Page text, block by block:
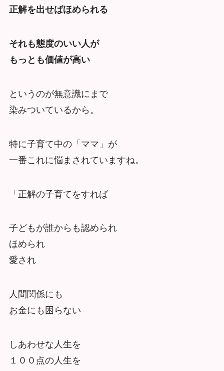
正解を出せばほめられる
それも態度のいい人が
もっとも価値が高い
というのが無意識にまで
染みついているから。
特に子育て中の「ママ」が
一番これに悩まされていますね。
「正解の子育てをすれば
子どもが誰からも認められ
ほめられ
愛され
人間関係にも
お金にも困らない
しあわせな人生を
１００点の人生を